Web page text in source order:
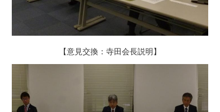
【意見交換：寺田会長説明 】